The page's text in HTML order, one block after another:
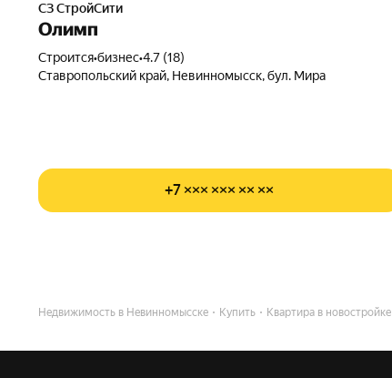
СЗ СтройСити
Олимп
Строится•бизнес•4.7 (18)
Ставропольский край, Невинномысск, бул. Мира
+7 ××× ××× ×× ××
Недвижимость в Невинномысске Купить Квартира в новостройке